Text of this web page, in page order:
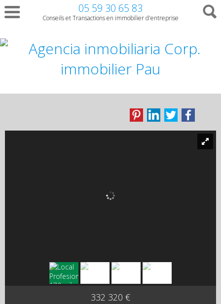
05 59 30 65 83
Conseils et Transactions en immobilier d'entreprise
332 320 €